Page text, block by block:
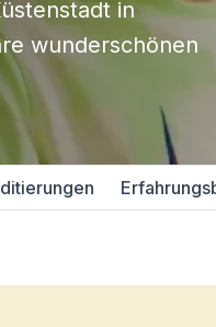
in
wunderschönen